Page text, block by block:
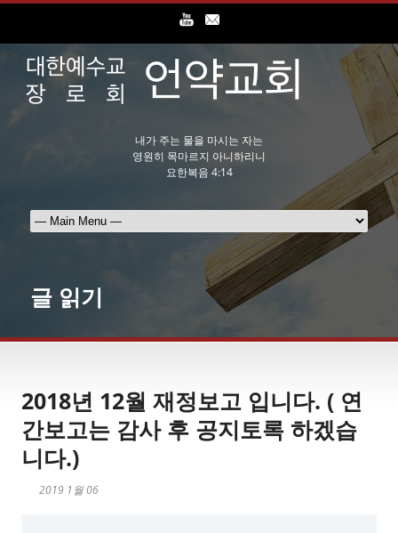
내가 주는 물을 마시는 자는
영원히 목마르지 아니하리니
요한복음 4:14
글 읽기
2018년 12월 재정보고 입니다. ( 연
간보고는 감사 후 공지토록 하겠습
니다.)
2019 1월 06